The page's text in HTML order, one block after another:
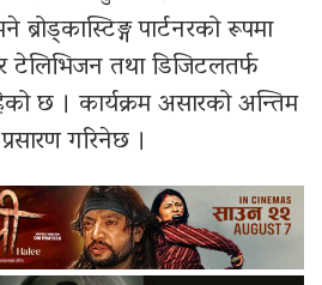
पार्टनरको रूपमा
टेलिभिजन तथा डिजिटलतर्फ
छ । कार्यक्रम असारको अन्तिम
गरिनेछ ।